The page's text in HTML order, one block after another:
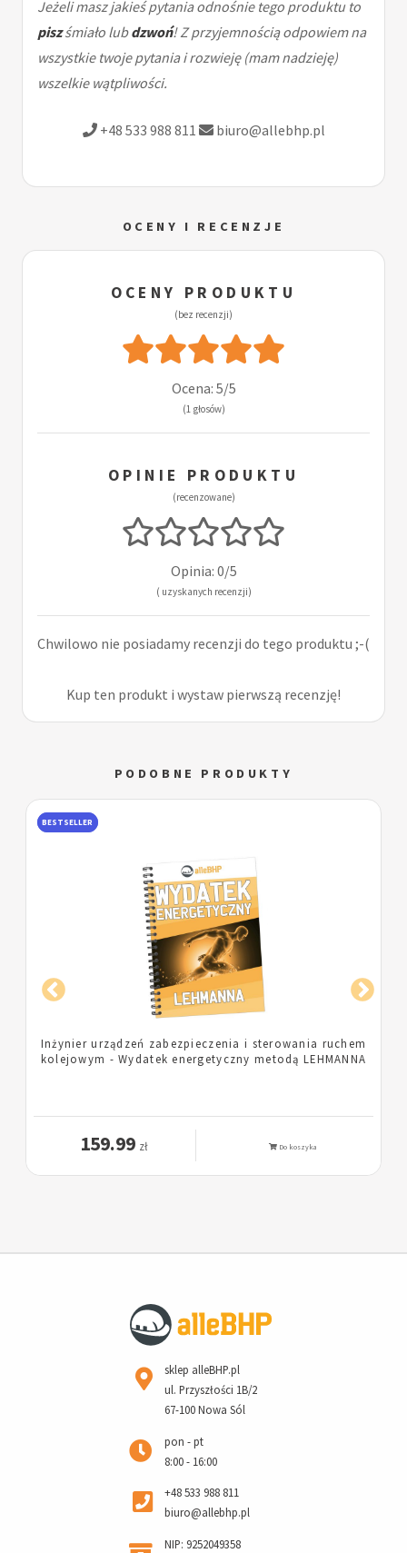
Jeżeli masz jakieś pytania odnośnie tego produktu to
piszśmiało lubdzwoń! Z przyjemnością odpowiem na
wszystkie twoje pytania i rozwieję (mam nadzieję)
wszelkie wątpliwości.
+48 533 988 811 biuro@allebhp.pl
OCENY I RECENZJE
OCENY PRODUKTU
(bez recenzji)
Ocena: 5/5
(1 głosów)
OPINIE PRODUKTU
(recenzowane)
Opinia: 0/5
( uzyskanych recenzji)
Chwilowo nie posiadamy recenzji do tego produktu ;-(
Kup ten produkt i wystaw pierwszą recenzję!
PODOBNE PRODUKTY
BESTSELLER
Pielęgniarka - Wydatek energetyczny metodą
LEHMANNA
159.99 zł Do koszyka
sklep alleBHP.pl
ul. Przyszłości 1B/2
67-100 Nowa Sól
pon - pt
8:00 - 16:00
+48 533 988 811
biuro@allebhp.pl
NIP: 9252049358